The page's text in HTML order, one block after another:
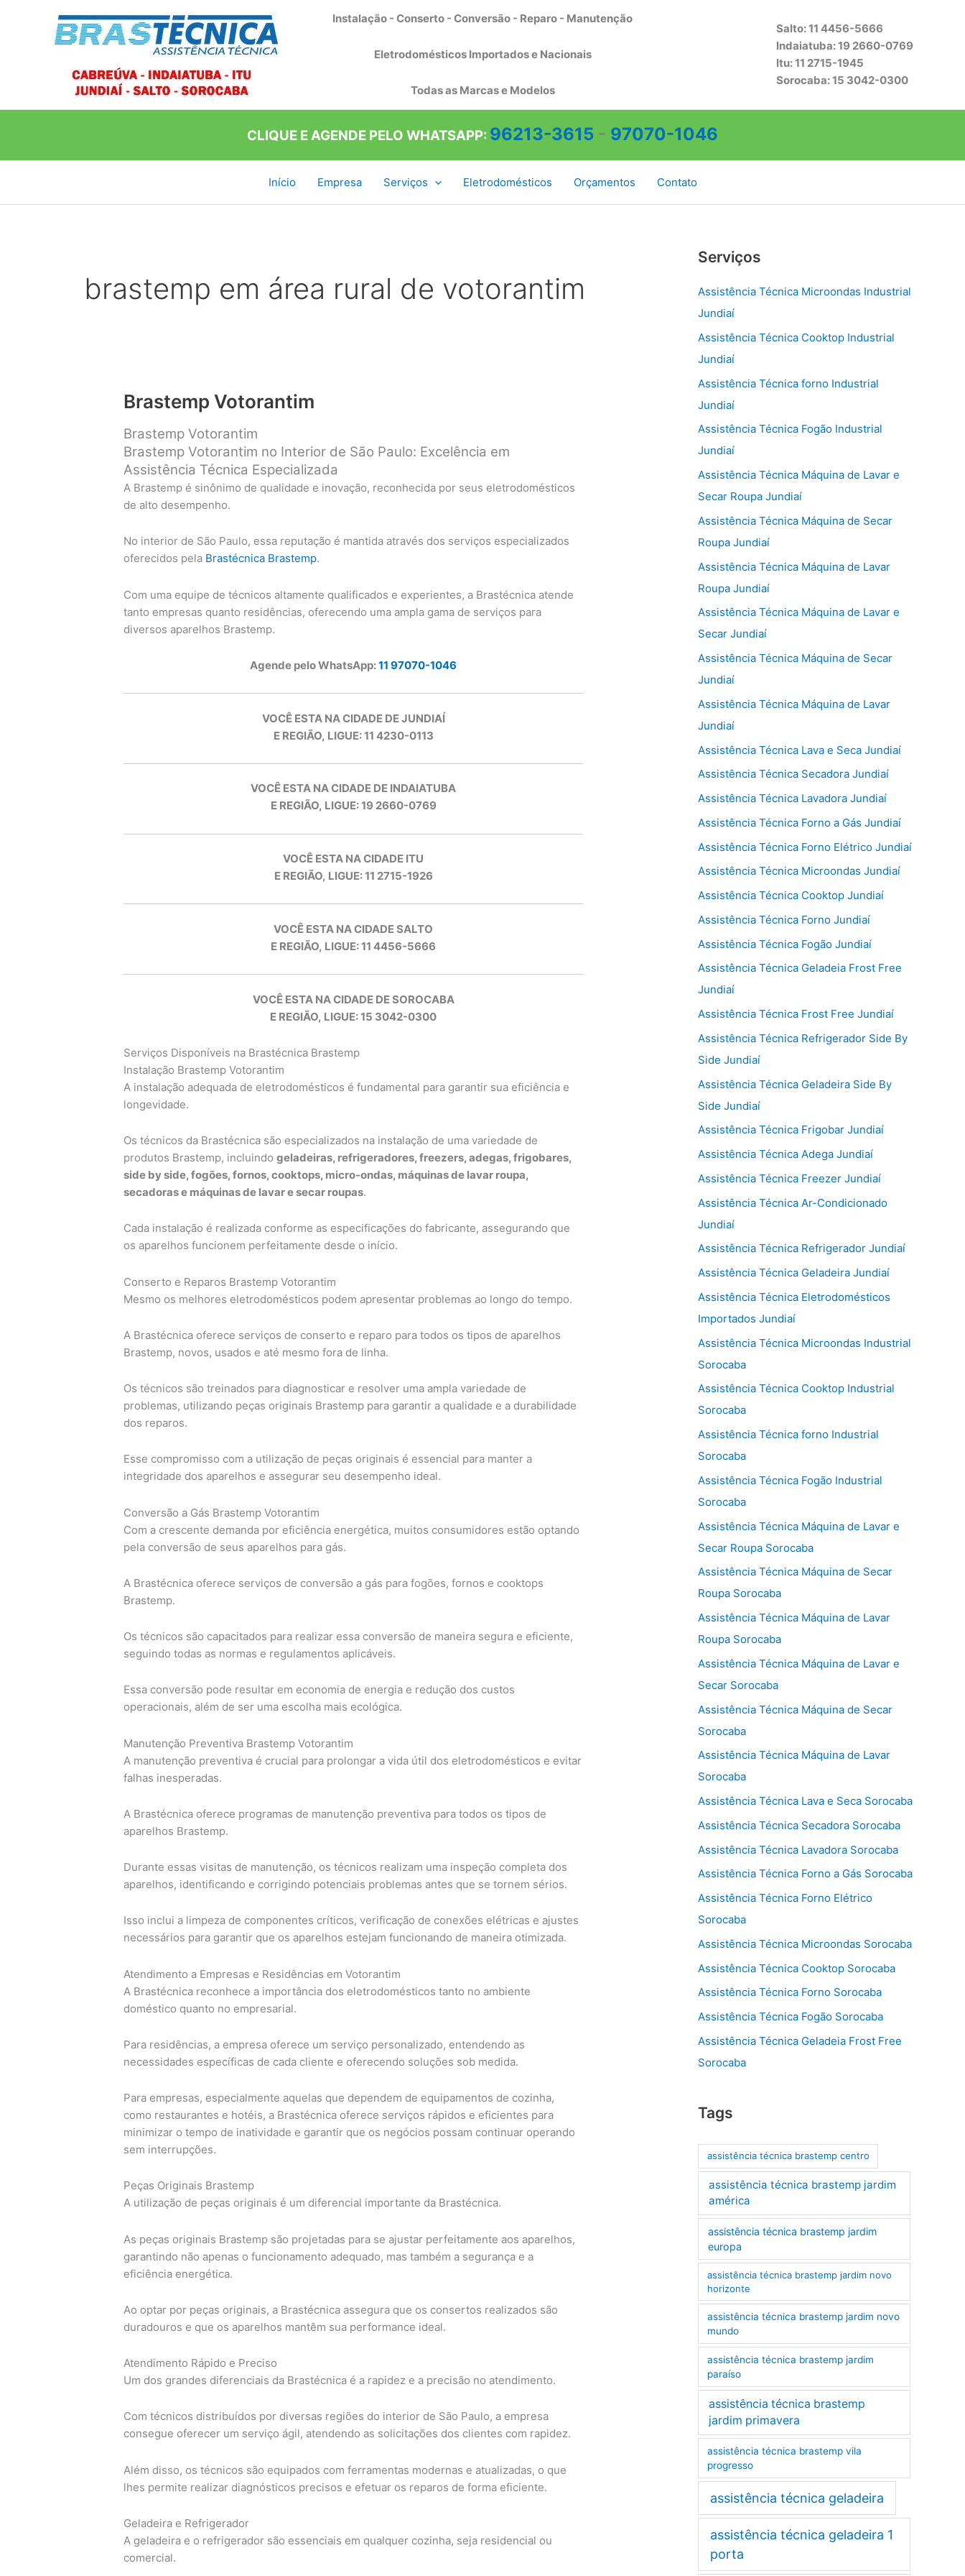
Instalação - Conserto - Conversão - Reparo - Manutenção
Eletrodomésticos Importados e Nacionais
Todas as Marcas e Modelos
Salto: 11 4456-5666
Indaiatuba: 19 2660-0769
Itu: 11 2715-1945
Sorocaba: 15 3042-0300
CLIQUE E AGENDE PELO WHATSAPP: 96213-3615 - 97070-1046
Início Empresa Serviços Eletrodomésticos Orçamentos Contato
brastemp em área rural de votorantim
Brastemp Votorantim
Brastemp Votorantim
Brastemp Votorantim no Interior de São Paulo: Excelência em
Assistência Técnica Especializada
A Brastemp é sinônimo de qualidade e inovação, reconhecida por seus eletrodomésticos
de alto desempenho.
No interior de São Paulo, essa reputação é mantida através dos serviços especializados
oferecidos pela Brastécnica Brastemp.
Com uma equipe de técnicos altamente qualificados e experientes, a Brastécnica atende
tanto empresas quanto residências, oferecendo uma ampla gama de serviços para
diversos aparelhos Brastemp.
Agende pelo WhatsApp:11 97070-1046
VOCÊ ESTA NA CIDADE DE JUNDIAÍ
E REGIÃO, LIGUE: 11 4230-0113
VOCÊ ESTA NA CIDADE DE INDAIATUBA
E REGIÃO, LIGUE: 19 2660-0769
VOCÊ ESTA NA CIDADE ITU
E REGIÃO, LIGUE: 11 2715-1926
VOCÊ ESTA NA CIDADE SALTO
E REGIÃO, LIGUE: 11 4456-5666
VOCÊ ESTA NA CIDADE DE SOROCABA
E REGIÃO, LIGUE: 15 3042-0300
Serviços Disponíveis na Brastécnica Brastemp
Instalação Brastemp Votorantim
A instalação adequada de eletrodomésticos é fundamental para garantir sua eficiência e
longevidade.
Os técnicos da Brastécnica são especializados na instalação de uma variedade de
produtos Brastemp, incluindogeladeiras, refrigeradores, freezers, adegas, frigobares,
side by side, fogões, fornos, cooktops, micro-ondas, máquinas de lavar roupa,
secadoras e máquinas de lavar e secar roupas.
Cada instalação é realizada conforme as especificações do fabricante, assegurando que
os aparelhos funcionem perfeitamente desde o início.
Conserto e Reparos Brastemp Votorantim
Mesmo os melhores eletrodomésticos podem apresentar problemas ao longo do tempo.
A Brastécnica oferece serviços de conserto e reparo para todos os tipos de aparelhos
Brastemp, novos, usados e até mesmo fora de linha.
Os técnicos são treinados para diagnosticar e resolver uma ampla variedade de
problemas, utilizando peças originais Brastemp para garantir a qualidade e a durabilidade
dos reparos.
Esse compromisso com a utilização de peças originais é essencial para manter a
integridade dos aparelhos e assegurar seu desempenho ideal.
Conversão a Gás Brastemp Votorantim
Com a crescente demanda por eficiência energética, muitos consumidores estão optando
pela conversão de seus aparelhos para gás.
A Brastécnica oferece serviços de conversão a gás para fogões, fornos e cooktops
Brastemp.
Os técnicos são capacitados para realizar essa conversão de maneira segura e eficiente,
seguindo todas as normas e regulamentos aplicáveis.
Essa conversão pode resultar em economia de energia e redução dos custos
operacionais, além de ser uma escolha mais ecológica.
Manutenção Preventiva Brastemp Votorantim
A manutenção preventiva é crucial para prolongar a vida útil dos eletrodomésticos e evitar
falhas inesperadas.
A Brastécnica oferece programas de manutenção preventiva para todos os tipos de
aparelhos Brastemp.
Durante essas visitas de manutenção, os técnicos realizam uma inspeção completa dos
aparelhos, identificando e corrigindo potenciais problemas antes que se tornem sérios.
Isso inclui a limpeza de componentes críticos, verificação de conexões elétricas e ajustes
necessários para garantir que os aparelhos estejam funcionando de maneira otimizada.
Atendimento a Empresas e Residências em Votorantim
A Brastécnica reconhece a importância dos eletrodomésticos tanto no ambiente
doméstico quanto no empresarial.
Para residências, a empresa oferece um serviço personalizado, entendendo as
necessidades específicas de cada cliente e oferecendo soluções sob medida.
Para empresas, especialmente aquelas que dependem de equipamentos de cozinha,
como restaurantes e hotéis, a Brastécnica oferece serviços rápidos e eficientes para
minimizar o tempo de inatividade e garantir que os negócios possam continuar operando
sem interrupções.
Peças Originais Brastemp
A utilização de peças originais é um diferencial importante da Brastécnica.
As peças originais Brastemp são projetadas para se ajustar perfeitamente aos aparelhos,
garantindo não apenas o funcionamento adequado, mas também a segurança e a
eficiência energética.
Ao optar por peças originais, a Brastécnica assegura que os consertos realizados são
duradouros e que os aparelhos mantêm sua performance ideal.
Atendimento Rápido e Preciso
Um dos grandes diferenciais da Brastécnica é a rapidez e a precisão no atendimento.
Com técnicos distribuídos por diversas regiões do interior de São Paulo, a empresa
consegue oferecer um serviço ágil, atendendo as solicitações dos clientes com rapidez.
Além disso, os técnicos são equipados com ferramentas modernas e atualizadas, o que
lhes permite realizar diagnósticos precisos e efetuar os reparos de forma eficiente.
Geladeira e Refrigerador
A geladeira e o refrigerador são essenciais em qualquer cozinha, seja residencial ou
comercial.
Serviços
Assistência Técnica Microondas Industrial
Jundiaí
Assistência Técnica Cooktop Industrial
Jundiaí
Assistência Técnica forno Industrial
Jundiaí
Assistência Técnica Fogão Industrial
Jundiaí
Assistência Técnica Máquina de Lavar e
Secar Roupa Jundiaí
Assistência Técnica Máquina de Secar
Roupa Jundiaí
Assistência Técnica Máquina de Lavar
Roupa Jundiaí
Assistência Técnica Máquina de Lavar e
Secar Jundiaí
Assistência Técnica Máquina de Secar
Jundiaí
Assistência Técnica Máquina de Lavar
Jundiaí
Assistência Técnica Lava e Seca Jundiaí
Assistência Técnica Secadora Jundiaí
Assistência Técnica Lavadora Jundiaí
Assistência Técnica Forno a Gás Jundiaí
Assistência Técnica Forno Elétrico Jundiaí
Assistência Técnica Microondas Jundiaí
Assistência Técnica Cooktop Jundiaí
Assistência Técnica Forno Jundiaí
Assistência Técnica Fogão Jundiaí
Assistência Técnica Geladeia Frost Free
Jundiaí
Assistência Técnica Frost Free Jundiaí
Assistência Técnica Refrigerador Side By
Side Jundiaí
Assistência Técnica Geladeira Side By
Side Jundiaí
Assistência Técnica Frigobar Jundiaí
Assistência Técnica Adega Jundiaí
Assistência Técnica Freezer Jundiaí
Assistência Técnica Ar-Condicionado
Jundiaí
Assistência Técnica Refrigerador Jundiaí
Assistência Técnica Geladeira Jundiaí
Assistência Técnica Eletrodomésticos
Importados Jundiaí
Assistência Técnica Microondas Industrial
Sorocaba
Assistência Técnica Cooktop Industrial
Sorocaba
Assistência Técnica forno Industrial
Sorocaba
Assistência Técnica Fogão Industrial
Sorocaba
Assistência Técnica Máquina de Lavar e
Secar Roupa Sorocaba
Assistência Técnica Máquina de Secar
Roupa Sorocaba
Assistência Técnica Máquina de Lavar
Roupa Sorocaba
Assistência Técnica Máquina de Lavar e
Secar Sorocaba
Assistência Técnica Máquina de Secar
Sorocaba
Assistência Técnica Máquina de Lavar
Sorocaba
Assistência Técnica Lava e Seca Sorocaba
Assistência Técnica Secadora Sorocaba
Assistência Técnica Lavadora Sorocaba
Assistência Técnica Forno a Gás Sorocaba
Assistência Técnica Forno Elétrico
Sorocaba
Assistência Técnica Microondas Sorocaba
Assistência Técnica Cooktop Sorocaba
Assistência Técnica Forno Sorocaba
Assistência Técnica Fogão Sorocaba
Assistência Técnica Geladeia Frost Free
Sorocaba
Tags
assistência técnica brastemp centro
assistência técnica brastemp jardim
américa
assistência técnica brastemp jardim
europa
assistência técnica brastemp jardim novo
horizonte
assistência técnica brastemp jardim novo
mundo
assistência técnica brastemp jardim
paraíso
assistência técnica brastemp
jardim primavera
assistência técnica brastemp vila
progresso
assistência técnica geladeira
assistência técnica geladeira 1
porta